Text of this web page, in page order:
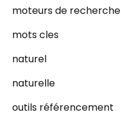
moteurs de recherche
mots cles
naturel
naturelle
outils référencement